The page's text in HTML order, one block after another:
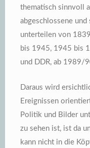
thematisch sinnvoll
abgeschlossene
unterteilen von
bis 1945, 1945 bis
und DDR, ab 1989/
Daraus wird
Ereignissen
Politik und Bilder
zu sehen ist, ist da
kann nicht in die